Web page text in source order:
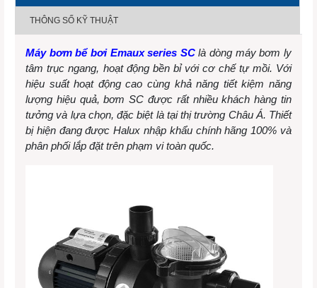
THÔNG SỐ KỸ THUẬT
Máy bơm bể bơi Emaux series SClà dòng máy bơm ly
tâm trục ngang, hoạt động bền bỉ với cơ chế tự mồi. Với
hiệu suất hoạt động cao cùng khả năng tiết kiệm năng
lượng hiệu quả, bơm SC được rất nhiều khách hàng tin
tưởng và lựa chọn, đặc biệt là tại thị trường Châu Á. Thiết
bị hiện đang được Halux nhập khẩu chính hãng 100% và
phân phối lắp đặt trên phạm vi toàn quốc.